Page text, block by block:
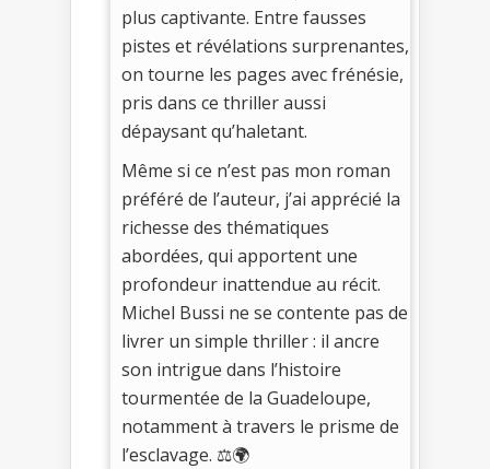
plus captivante. Entre fausses
pistes et révélations surprenantes,
on tourne les pages avec frénésie,
pris dans ce thriller aussi
dépaysant qu’haletant.
Même si ce n’est pas mon roman
préféré de l’auteur, j’ai apprécié la
richesse des thématiques
abordées, qui apportent une
profondeur inattendue au récit.
Michel Bussi ne se contente pas de
livrer un simple thriller : il ancre
son intrigue dans l’histoire
tourmentée de la Guadeloupe,
notamment à travers le prisme de
l’esclavage. ⚖️🌍